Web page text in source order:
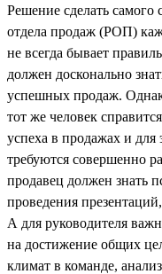
Решение сделать самого
отдела продаж (РОП)
не всегда бывает
должен досконально
успешных продаж.
тот же человек
успеха в продажах и
требуются совершенно
продавец должен знать
проведения
А для руководителя
на достижение общих
климат в команде,